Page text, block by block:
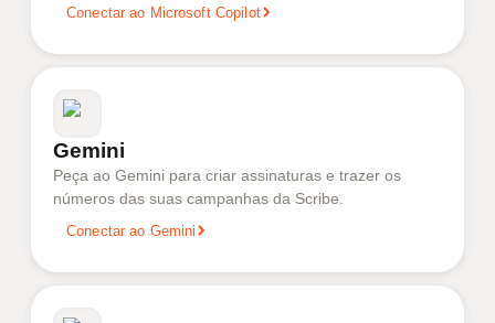
Conectar ao Microsoft Copilot
Gemini
Peça ao Gemini para criar assinaturas e trazer os
números das suas campanhas da Scribe.
Conectar ao Gemini